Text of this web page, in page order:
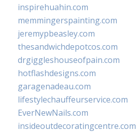
inspirehuahin.com
memmingerspainting.com
jeremypbeasley.com
thesandwichdepotcos.com
drgiggleshouseofpain.com
hotflashdesigns.com
garagenadeau.com
lifestylechauffeurservice.com
EverNewNails.com
insideoutdecoratingcentre.com